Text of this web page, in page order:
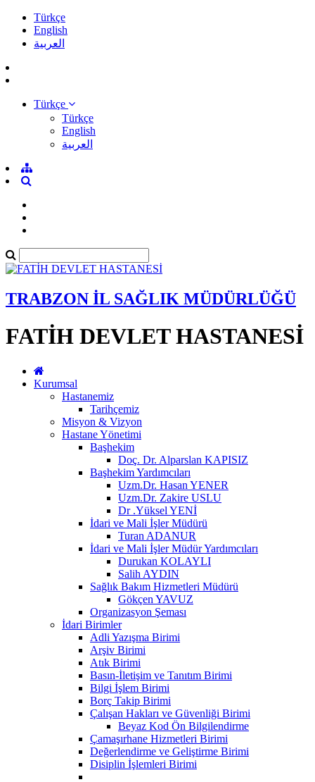
Türkçe
English
العربية
Türkçe
Türkçe
English
العربية
TRABZON İL SAĞLIK MÜDÜRLÜĞÜ
FATİH DEVLET HASTANESİ
Kurumsal
Hastanemiz
Tarihçemiz
Misyon & Vizyon
Hastane Yönetimi
Başhekim
Doç. Dr. Alparslan KAPISIZ
Başhekim Yardımcıları
Uzm.Dr. Hasan YENER
Uzm.Dr. Zakire USLU
Dr .Yüksel YENİ
İdari ve Mali İşler Müdürü
Turan ADANUR
İdari ve Mali İşler Müdür Yardımcıları
Durukan KOLAYLI
Salih AYDIN
Sağlık Bakım Hizmetleri Müdürü
Gökçen YAVUZ
Organizasyon Şeması
İdari Birimler
Adli Yazışma Birimi
Arşiv Birimi
Atık Birimi
Basın-İletişim ve Tanıtım Birimi
Bilgi İşlem Birimi
Borç Takip Birimi
Çalışan Hakları ve Güvenliği Birimi
Beyaz Kod Ön Bilgilendirme
Çamaşırhane Hizmetleri Birimi
Değerlendirme ve Geliştirme Birimi
Disiplin İşlemleri Birimi